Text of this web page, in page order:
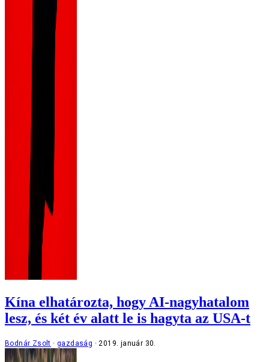
Kína elhatározta, hogy AI-nagyhatalom
lesz, és két év alatt le is hagyta az USA-t
Bodnár Zsolt gazdaság 2019. január 30.